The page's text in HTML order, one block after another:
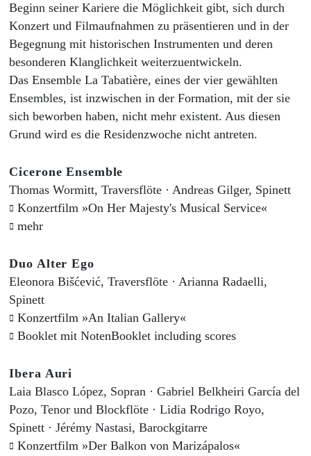
Beginn seiner Kariere die Möglichkeit gibt, sich durch
Konzert und Filmaufnahmen zu präsentieren und in der
Begegnung mit historischen Instrumenten und deren
besonderen Klanglichkeit weiterzuentwickeln.
Das Ensemble La Tabatière, eines der vier gewählten
Ensembles, ist inzwischen in der Formation, mit der sie
sich beworben haben, nicht mehr existent. Aus diesen
Grund wird es die Residenzwoche nicht antreten.
Cicerone Ensemble
Thomas Wormitt, Traversflöte · Andreas Gilger, Spinett
Konzertfilm »On Her Majesty's Musical Service«
mehr
Duo Alter Ego
Eleonora Bišćević, Traversflöte · Arianna Radaelli,
Spinett
Konzertfilm »An Italian Gallery«
Booklet mit NotenBooklet including scores
Ibera Auri
Laia Blasco López, Sopran · Gabriel Belkheiri García del
Pozo, Tenor und Blockflöte · Lidia Rodrigo Royo,
Spinett · Jérémy Nastasi, Barockgitarre
Konzertfilm »Der Balkon von Marizápalos«